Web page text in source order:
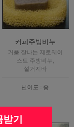
커피주방비누
거품 잘나는 제로웨이
스트 주방비누,
설거지바
난이도 : 중
기